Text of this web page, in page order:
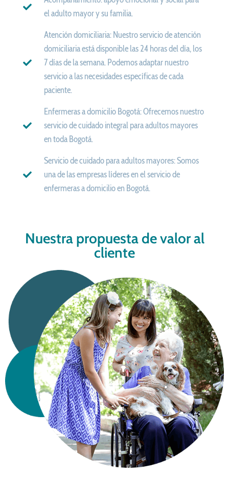
el adulto mayor y su familia.
Atención domiciliaria: Nuestro servicio de atención
domiciliaria está disponible las 24 horas del día, los
7 días de la semana. Podemos adaptar nuestro
servicio a las necesidades específicas de cada
paciente.
Enfermeras a domicilio Bogotá: Ofrecemos nuestro
servicio de cuidado integral para adultos mayores
en toda Bogotá.
Servicio de cuidado para adultos mayores: Somos
una de las empresas líderes en el servicio de
enfermeras a domicilio en Bogotá.
Nuestra propuesta de valor al
cliente